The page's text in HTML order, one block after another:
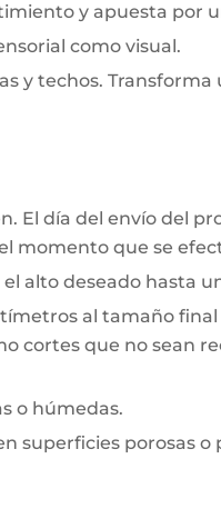
y apuesta por
como visual.
y techos.
El día del envío del
momento que se
alto deseado hasta
al tamaño final
cortes que no sean
o húmedas.
superficies porosas o